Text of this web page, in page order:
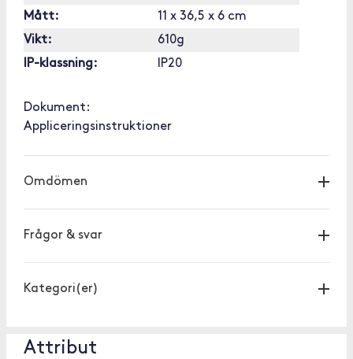
Mått:
11 x 36,5 x 6 cm
Vikt:
610g
IP-klassning:
IP20
Dokument:
Appliceringsinstruktioner
Omdömen
Frågor & svar
Kategori(er)
Attribut